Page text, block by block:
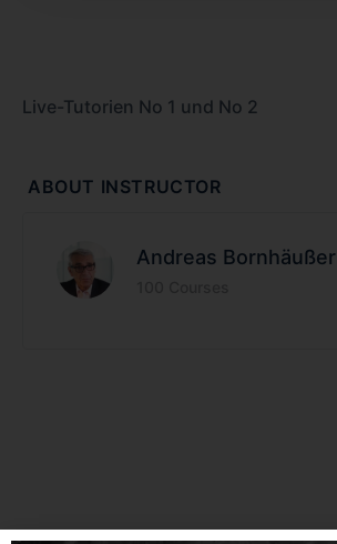
Live-Tutorien No 1 und No 2
ABOUT INSTRUCTOR
Andreas Bornhäußer